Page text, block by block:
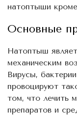
натоптыши
Основные
Натоптыш
механическим
Вирусы,
провоцируют
том, что лечить
препаратов и